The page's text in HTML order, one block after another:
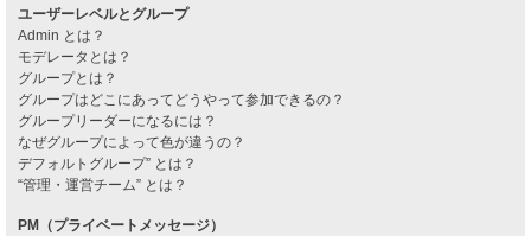
ユーザーレベルとグループ
Admin とは？
モデレータとは？
グループとは？
グループはどこにあってどうやって参加できるの？
グループリーダーになるには？
なぜグループによって色が違うの？
デフォルトグループ” とは？
“管理・運営チーム” とは？
PM（プライベートメッセージ）